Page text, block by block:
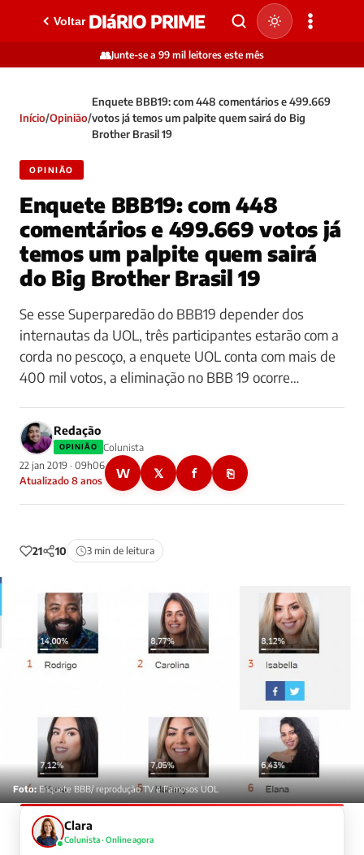
Voltar DIáRIO PRIME
👥Junte-se a 99 mil leitores este mês
Início/Opinião/
Enquete BBB19: com 448 comentários e 499.669
votos já temos um palpite quem sairá do Big
Brother Brasil 19
OPINIÃO
Enquete BBB19: com 448
comentários e 499.669 votos já
temos um palpite quem sairá
do Big Brother Brasil 19
Se esse Superparedão do BBB19 depender dos
internautas da UOL, três participantes estarão com a
corda no pescoço, a enquete UOL conta com mais de
400 mil votos, a eliminação no BBB 19 ocorre…
Redação
OPINIÃO
Colunista
22 jan 2019 · 09h06
Atualizado 8 anos
W 𝕏 f ⎘
21 10 3 min de leitura
Foto:Enquete BBB/ reprodução TV e Famosos UOL
Clara
Colunista · Online agora